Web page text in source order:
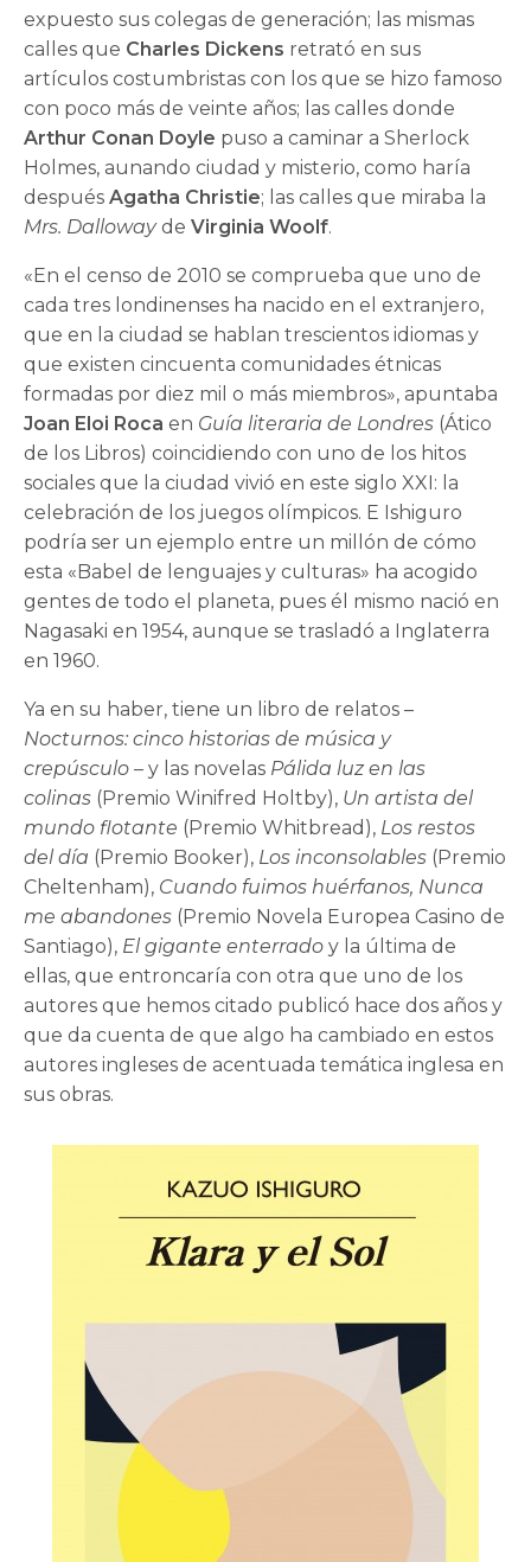
expuesto sus colegas de generación; las mismas
calles que Charles Dickens retrató en sus
artículos costumbristas con los que se hizo famoso
con poco más de veinte años; las calles donde
Arthur Conan Doyle puso a caminar a Sherlock
Holmes, aunando ciudad y misterio, como haría
despuésAgatha Christie; las calles que miraba la
Mrs. DallowaydeVirginia Woolf.
«En el censo de 2010 se comprueba que uno de
cada tres londinenses ha nacido en el extranjero,
que en la ciudad se hablan trescientos idiomas y
que existen cincuenta comunidades étnicas
formadas por diez mil o más miembros», apuntaba
Joan Eloi Roca en Guía literaria de Londres (Ático
de los Libros) coincidiendo con uno de los hitos
sociales que la ciudad vivió en este siglo XXI: la
celebración de los juegos olímpicos. E Ishiguro
podría ser un ejemplo entre un millón de cómo
esta «Babel de lenguajes y culturas» ha acogido
gentes de todo el planeta, pues él mismo nació en
Nagasaki en 1954, aunque se trasladó a Inglaterra
en 1960.
Ya en su haber, tiene un libro de relatos –
Nocturnos: cinco historias de música y
crepúsculo –y las novelas Pálida luzen las
colinas (Premio Winifred Holtby), Un artista del
mundo flotante (Premio Whitbread), Los restos
del día (Premio Booker), Los inconsolables (Premio
Cheltenham), Cuando fuimos huérfanos, Nunca
me abandones (Premio Novela Europea Casino de
Santiago), El gigante enterradoy la última de
ellas, que entroncaría con otra que uno de los
autores que hemos citado publicó hace dos años y
que da cuenta de que algo ha cambiado en estos
autores ingleses de acentuada temática inglesa en
sus obras.